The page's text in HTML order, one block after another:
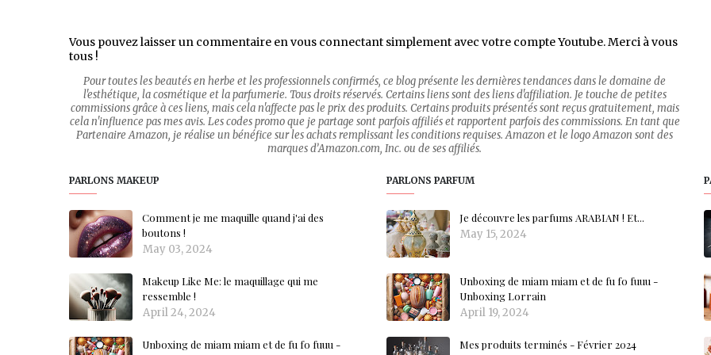
Vous pouvez laisser un commentaire en vous connectant simplement avec votre compte Youtube. Merci à vous
tous !
Pour toutes les beautés en herbe et les professionnels confirmés, ce blog présente les dernières tendances dans le domaine de
l'esthétique, la cosmétique et la parfumerie. Tous droits réservés. Certains liens sont des liens d'affiliation. Je touche de petites
commissions grâce à ces liens, mais cela n'affecte pas le prix des produits. Certains produits présentés sont reçus gratuitement, mais
cela n'influence pas mes avis. Les codes promo que je partage sont parfois affiliés et rapportent parfois des commissions. En tant que
Partenaire Amazon, je réalise un bénéfice sur les achats remplissant les conditions requises. Amazon et le logo Amazon sont des
marques d’Amazon.com, Inc. ou de ses affiliés.
PARLONS MAKEUP
Comment je me maquille quand j'ai des
boutons !
May 03, 2024
Makeup Like Me: le maquillage qui me
ressemble !
April 24, 2024
Unboxing de miam miam et de fu fo fuuu -
PARLONS PARFUM
Je découvre les parfums ARABIAN ! Et...
May 15, 2024
Unboxing de miam miam et de fu fo fuuu -
Unboxing Lorrain
April 19, 2024
Mes produits terminés - Février 2024